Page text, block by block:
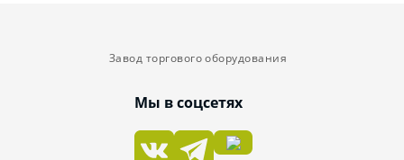
Завод торгового оборудования
Мы в соцсетях